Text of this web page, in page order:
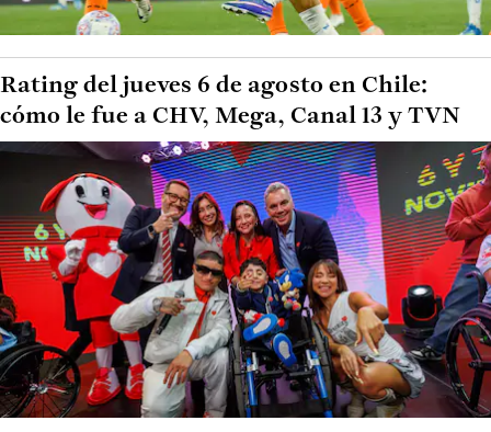
Rating del jueves 6 de agosto en Chile:
cómo le fue a CHV, Mega, Canal 13 y TVN